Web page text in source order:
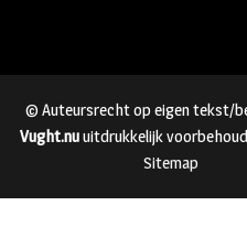
© Auteursrecht op eigen tekst/
Vught.nuuitdrukkelijk
Sitemap